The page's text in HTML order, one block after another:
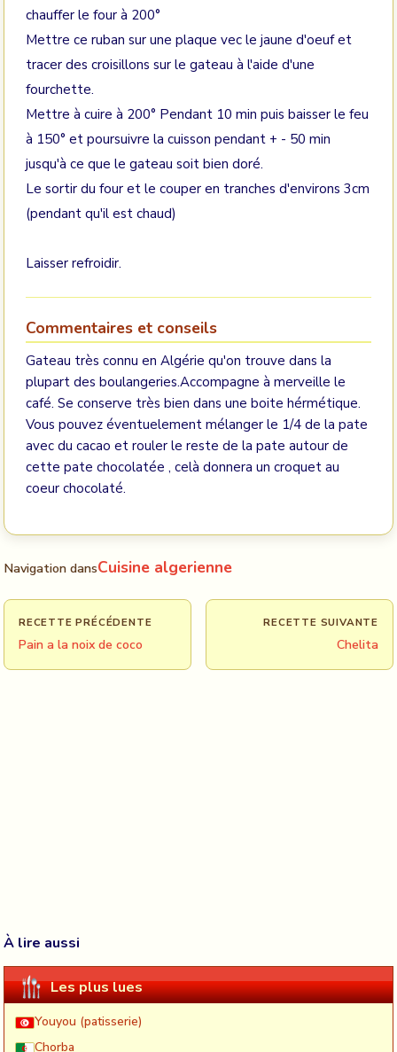
chauffer le four à 200°
Mettre ce ruban sur une plaque vec le jaune d'oeuf et
tracer des croisillons sur le gateau à l'aide d'une
fourchette.
Mettre à cuire à 200° Pendant 10 min puis baisser le feu
à 150° et poursuivre la cuisson pendant + - 50 min
jusqu'à ce que le gateau soit bien doré.
Le sortir du four et le couper en tranches d'environs 3cm
(pendant qu'il est chaud)
Laisser refroidir.
Commentaires et conseils
Gateau très connu en Algérie qu'on trouve dans la
plupart des boulangeries.Accompagne à merveille le
café. Se conserve très bien dans une boite hérmétique.
Vous pouvez éventuelement mélanger le 1/4 de la pate
avec du cacao et rouler le reste de la pate autour de
cette pate chocolatée , celà donnera un croquet au
coeur chocolaté.
Navigation dansCuisine algerienne
RECETTE PRÉCÉDENTE
Pain a la noix de coco
RECETTE SUIVANTE
Chelita
À lire aussi
Les plus lues
Youyou (patisserie)
Chorba